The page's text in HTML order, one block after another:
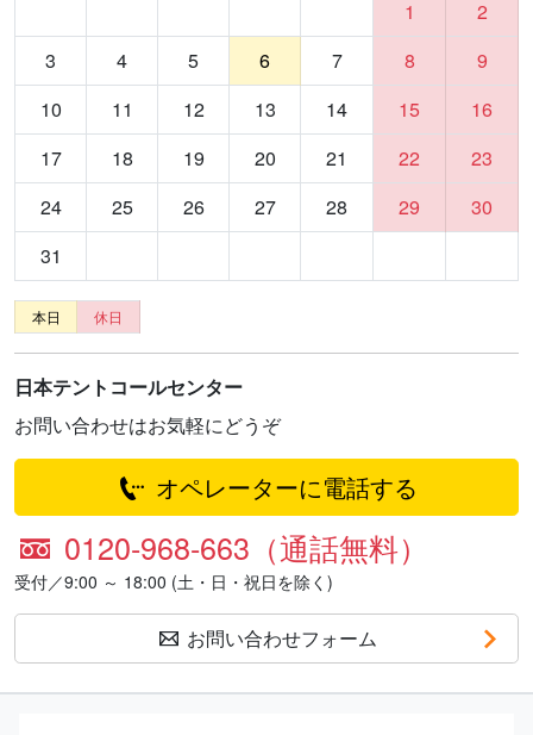
1
2
3
4 5 6 7 8
9
10
11 12 13 14 15
16
17
18 19 20 21 22
23
24
25 26 27 28 29
30
31
本日 休日
日本テントコールセンター
お問い合わせはお気軽にどうぞ
オペレーターに電話する
0120-968-663（通話無料）
受付／9:00 ～ 18:00 (土・日・祝日を除く)
お問い合わせフォーム